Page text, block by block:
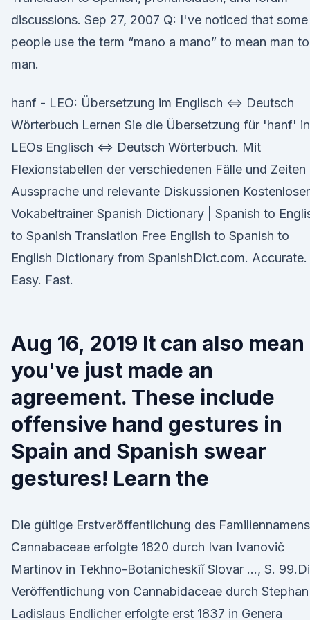
discussions. Sep 27, 2007 Q: I've noticed that some
people use the term “mano a mano” to mean man to
man.
hanf - LEO: Übersetzung im Englisch ⇔ Deutsch
Wörterbuch Lernen Sie die Übersetzung für 'hanf' in
LEOs Englisch ⇔ Deutsch Wörterbuch. Mit
Flexionstabellen der verschiedenen Fälle und Zeiten
Aussprache und relevante Diskussionen Kostenloser
Vokabeltrainer Spanish Dictionary | Spanish to
to Spanish Translation Free English to Spanish to
English Dictionary from SpanishDict.com. Accurate.
Easy. Fast.
Aug 16, 2019 It can also mean
you've just made an
agreement. These include
offensive hand gestures in
Spain and Spanish swear
gestures! Learn the
Die gültige Erstveröffentlichung des Familiennamens
Cannabaceae erfolgte 1820 durch Ivan Ivanovič
Martinov in Tekhno-Botanicheskīĭ Slovar …, S.
Veröffentlichung von Cannabidaceae durch Stephan
Ladislaus Endlicher erfolgte erst 1837 in Genera